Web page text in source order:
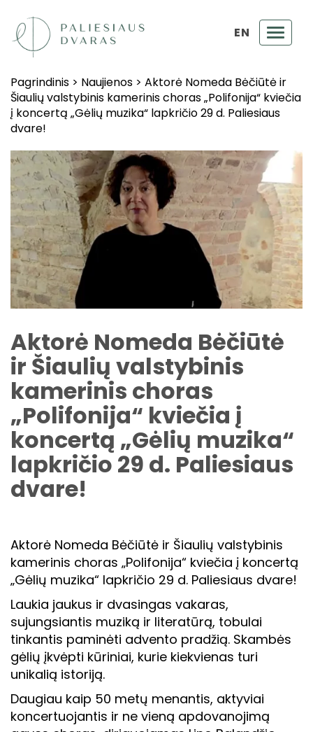
EN
Pagrindinis > Naujienos > Aktorė Nomeda Bėčiūtė ir
Šiaulių valstybinis kamerinis choras „Polifonija“ kviečia
į koncertą „Gėlių muzika“ lapkričio 29 d. Paliesiaus
dvare!
Aktorė Nomeda Bėčiūtė
ir Šiaulių valstybinis
kamerinis choras
„Polifonija“ kviečia į
koncertą „Gėlių muzika“
lapkričio 29 d. Paliesiaus
dvare!
Aktorė Nomeda Bėčiūtė ir Šiaulių valstybinis
kamerinis choras „Polifonija“ kviečia į koncertą
„Gėlių muzika“ lapkričio 29 d. Paliesiaus dvare!
Laukia jaukus ir dvasingas vakaras,
sujungsiantis muziką ir literatūrą, tobulai
tinkantis paminėti advento pradžią. Skambės
gėlių įkvėpti kūriniai, kurie kiekvienas turi
unikalią istoriją.
Daugiau kaip 50 metų menantis, aktyviai
koncertuojantis ir ne vieną apdovanojimą